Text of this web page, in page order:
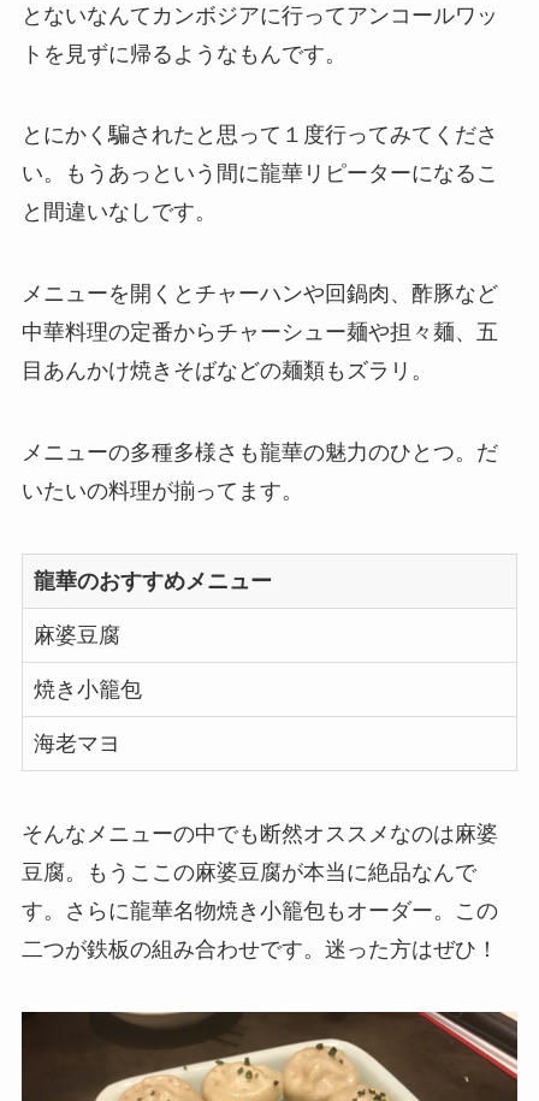
とないなんてカンボジアに行ってアンコールワッ
トを見ずに帰るようなもんです。
とにかく騙されたと思って１度行ってみてくださ
い。もうあっという間に龍華リピーターになるこ
と間違いなしです。
メニューを開くとチャーハンや回鍋肉、酢豚など
中華料理の定番からチャーシュー麺や担々麺、五
目あんかけ焼きそばなどの麺類もズラリ。
メニューの多種多様さも龍華の魅力のひとつ。だ
いたいの料理が揃ってます。
龍華のおすすめメニュー
麻婆豆腐
焼き小籠包
海老マヨ
そんなメニューの中でも断然オススメなのは麻婆
豆腐。もうここの麻婆豆腐が本当に絶品なんで
す。さらに龍華名物焼き小籠包もオーダー。この
二つが鉄板の組み合わせです。迷った方はぜひ！